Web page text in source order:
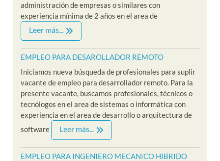
administración de empresas o similares con
experiencia mínima de 2 años en el area de
Leer más...
EMPLEO PARA DESAROLLADOR REMOTO
Iniciamos nueva búsqueda de profesionales para suplir
vacante de empleo para desarrollador remoto. Para la
presente vacante, buscamos profesionales, técnicos o
tecnólogos en el area de sistemas o informática con
experiencia en el area de desarrollo o arquitectura de
software
Leer más...
EMPLEO PARA INGENIERO MECANICO HIBRIDO